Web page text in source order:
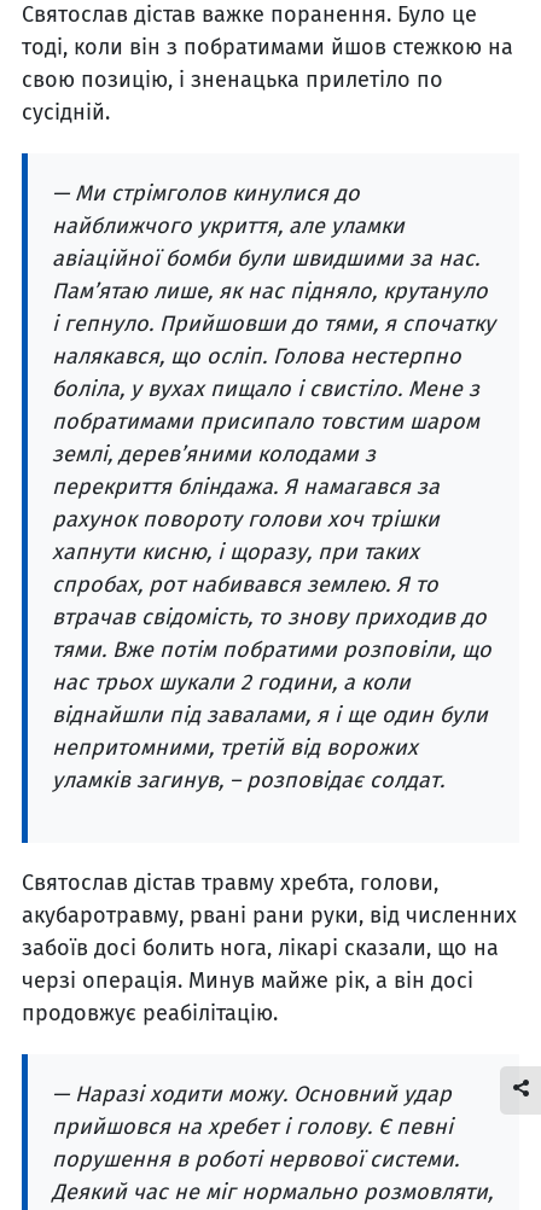
Святослав дістав важке поранення. Було це
тоді, коли він з побратимами йшов стежкою на
свою позицію, і зненацька прилетіло по
сусідній.
— Ми стрімголов кинулися до
найближчого укриття, але уламки
авіаційної бомби були швидшими за нас.
Пам’ятаю лише, як нас підняло, крутануло
і гепнуло. Прийшовши до тями, я спочатку
налякався, що осліп. Голова нестерпно
боліла, у вухах пищало і свистіло. Мене з
побратимами присипало товстим шаром
землі, дерев’яними колодами з
перекриття бліндажа. Я намагався за
рахунок повороту голови хоч трішки
хапнути кисню, і щоразу, при таких
спробах, рот набивався землею. Я то
втрачав свідомість, то знову приходив до
тями. Вже потім побратими розповіли, що
нас трьох шукали 2 години, а коли
віднайшли під завалами, я і ще один були
непритомними, третій від ворожих
уламків загинув, – розповідає солдат.
Святослав дістав травму хребта, голови,
акубаротравму, рвані рани руки, від численних
забоїв досі болить нога, лікарі сказали, що на
черзі операція. Минув майже рік, а він досі
продовжує реабілітацію.
— Наразі ходити можу. Основний удар
прийшовся на хребет і голову. Є певні
порушення в роботі нервової системи.
Деякий час не міг нормально розмовляти,